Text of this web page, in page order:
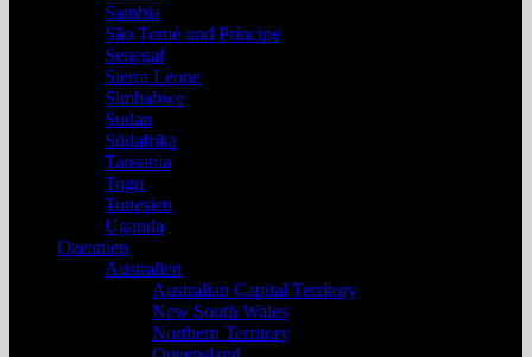
Sambia
São Tomé und Príncipe
Senegal
Sierra Leone
Simbabwe
Sudan
Südafrika
Tansania
Togo
Tunesien
Uganda
Ozeanien
Australien
Australian Capital Territory
New South Wales
Northern Territory